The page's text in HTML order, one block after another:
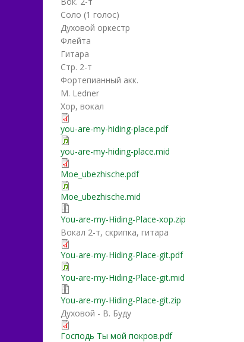
Соло (1 голос)
Духовой оркестр
Флейта
Гитара
Стр. 2-т
Фортепианный акк.
M. Ledner
Хор, вокал
you-are-my-hiding-place.pdf
you-are-my-hiding-place.mid
Moe_ubezhische.pdf
Moe_ubezhische.mid
You-are-my-Hiding-Place-xop.zip
Вокал 2-т, скрипка, гитара
You-are-my-Hiding-Place-git.pdf
You-are-my-Hiding-Place-git.mid
You-are-my-Hiding-Place-git.zip
Духовой - В. Буду
Господь Ты мой покров.pdf